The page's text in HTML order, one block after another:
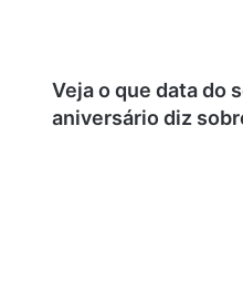
Veja o que data do
aniversário diz